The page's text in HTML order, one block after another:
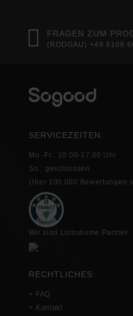
FRAGEN ZUM
(RODGAU) +49 6106
SERVICEZEITEN:
Mo.-Fr.: 10:00-17:00 Uhr
So.: geschlossen
Über 100.000 Bewertungen
Wir sind Lionshome Partner:
RECHTLICHES:
> FAQ
> Kontakt